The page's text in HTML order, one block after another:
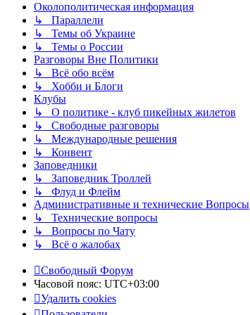
Околополитическая информация
↳ Параллели
↳ Темы об Украине
↳ Темы о России
Разговоры Вне Политики
↳ Всё обо всём
↳ Хобби и Блоги
Клубы
↳ О политике - клуб пикейных жилетов
↳ Свободные разговоры
↳ Международные решения
↳ Конвент
Заповедники
↳ Заповедник Троллей
↳ Флуд и Флейм
Административные и технические Вопросы
↳ Технические вопросы
↳ Вопросы по Чату
↳ Всё о жалобах
Свободный Форум
Часовой пояс: UTC+03:00
Удалить cookies